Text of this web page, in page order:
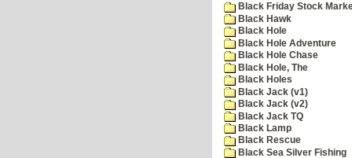
Black Friday Stock
Black Hawk
Black Hole
Black Hole Adventure
Black Hole Chase
Black Hole, The
Black Holes
Black Jack (v1)
Black Jack (v2)
Black Jack TQ
Black Lamp
Black Rescue
Black Sea Silver Fishing